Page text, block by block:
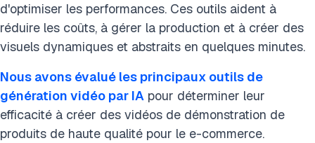
d'optimiser les performances. Ces outils aident à
réduire les coûts, à gérer la production et à créer des
visuels dynamiques et abstraits en quelques minutes.
Nous avons évalué les principaux outils de
génération vidéo par IA pour déterminer leur
efficacité à créer des vidéos de démonstration de
produits de haute qualité pour le e-commerce.
> Applications de productivité et d'automatisation
Résumé des applications d'IA générative avec cas d'usage
Conclusion
FAQ